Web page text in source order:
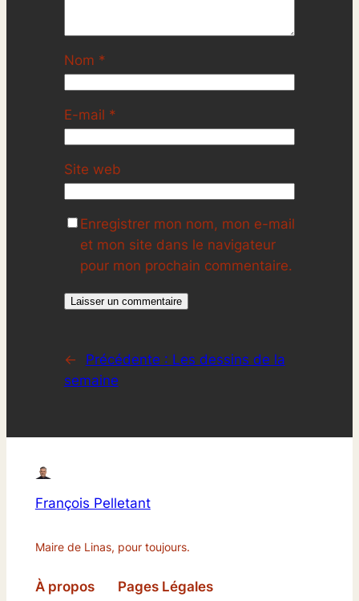
Nom *
E-mail *
Site web
Enregistrer mon nom, mon e-mail
et mon site dans le navigateur
pour mon prochain commentaire.
← Précédente : Les dessins de la
semaine
François Pelletant
Maire de Linas, pour toujours.
À propos Pages Légales